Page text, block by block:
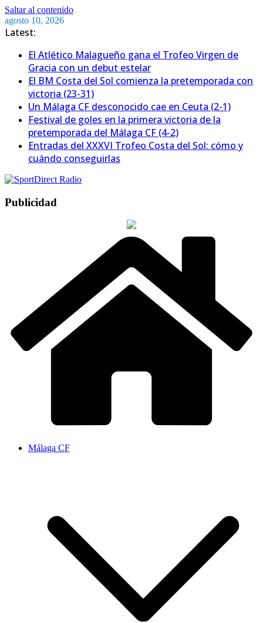
Saltar al contenido
agosto 10, 2026
Latest:
El Atlético Malagueño gana el Trofeo Virgen de
Gracia con un debut estelar
El BM Costa del Sol comienza la pretemporada con
victoria (23-31)
Un Málaga CF desconocido cae en Ceuta (2-1)
Festival de goles en la primera victoria de la
pretemporada del Málaga CF (4-2)
Entradas del XXXVI Trofeo Costa del Sol: cómo y
cuándo conseguirlas
Publicidad
Málaga CF